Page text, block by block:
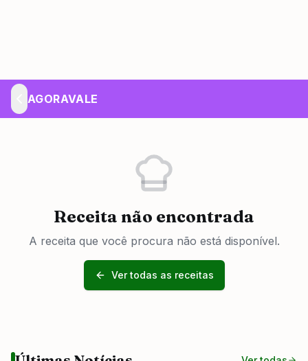
AGORAVALE
Receita não encontrada
A receita que você procura não está disponível.
Ver todas as receitas